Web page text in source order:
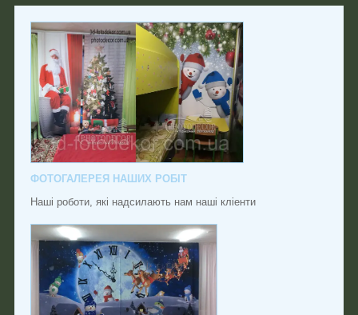
ФОТОГАЛЕРЕЯ НАШИХ РОБІТ
Наші роботи, які надсилають нам наші кліенти